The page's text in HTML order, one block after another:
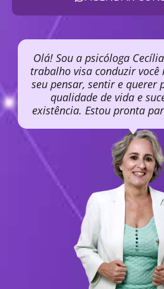
Olá! Sou a psicóloga
trabalho visa conduzir você
seu pensar, sentir e querer
qualidade de vida e
existência. Estou pronta